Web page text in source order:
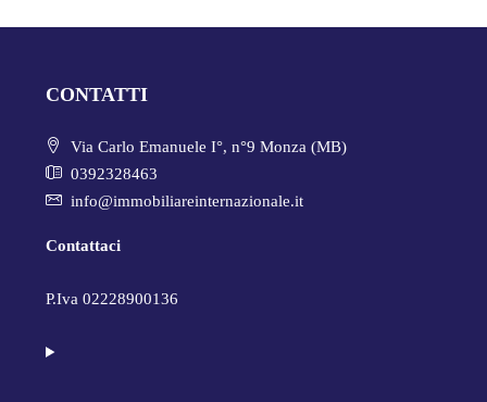
CONTATTI
Via Carlo Emanuele I°, n°9 Monza (MB)
0392328463
info@immobiliareinternazionale.it
Contattaci
P.Iva 02228900136